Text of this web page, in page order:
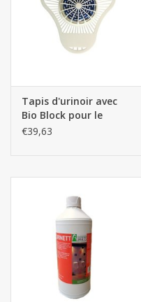
Matériel d'emballage
Fournitures de bureau
Les batteries
Produits Covid-19
Bonbons de carnaval
Cadeaux de Pâques
Tapis d'urinoir avec
Bio Block pour le
nettoyage 12pcs
€39,63